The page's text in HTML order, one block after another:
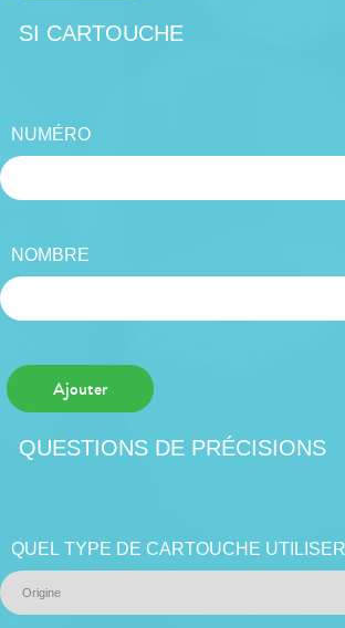
SI CARTOUCHE
NUMÉRO
NOMBRE
Ajouter
QUESTIONS DE PRÉCISIONS
QUEL TYPE DE CARTOUCHE